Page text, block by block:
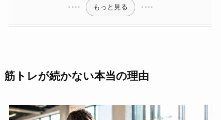
もっと見る
筋トレが続かない本当の理由